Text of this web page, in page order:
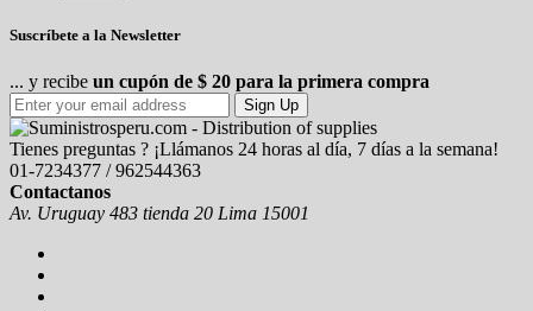
Suscríbete a la Newsletter
... y recibe un cupón de $ 20 para la primera compra
Sign Up
Tienes preguntas ? ¡Llámanos 24 horas al día, 7 días a la semana!
01-7234377 / 962544363
Contactanos
Av. Uruguay 483 tienda 20 Lima 15001